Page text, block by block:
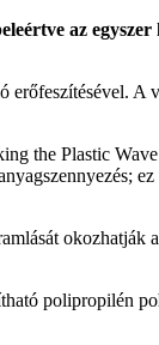
az egyszer
erőfeszítésével. A
the Plastic
okozhatják
polipropilén